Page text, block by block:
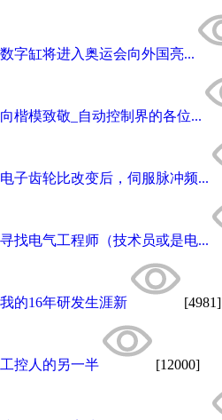
数字缸将进入奥运会向外国亮...
向楷模致敬_自动控制界的各位...
电子齿轮比改变后，伺服脉冲频...
寻找电气工程师（技术员或是电...
我的16年研发生涯新 [4981]
工控人的另一半 [12000]